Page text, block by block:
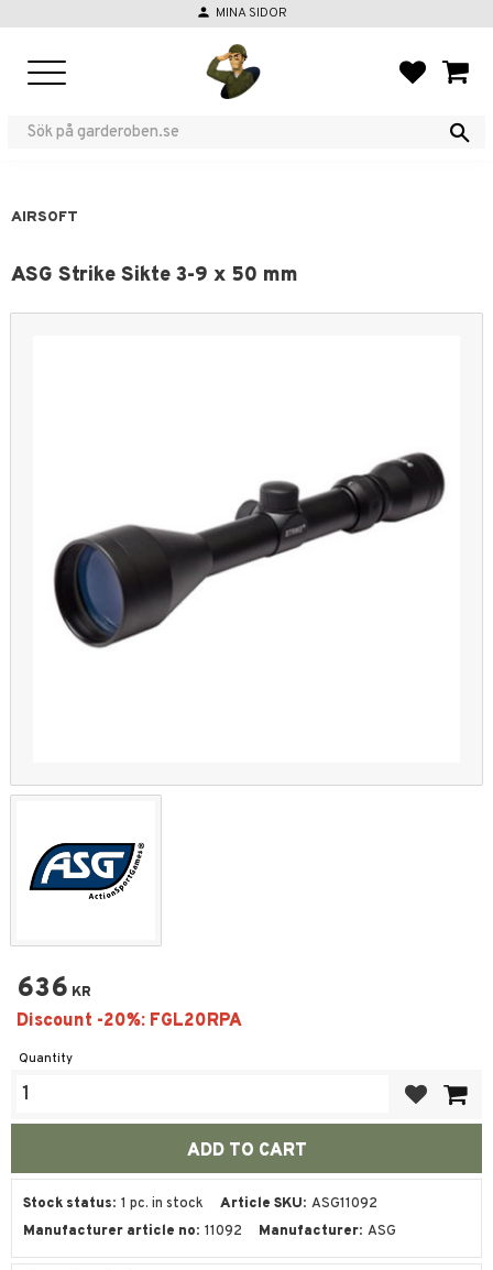
person MINA SIDOR
AIRSOFT
ASG Strike Sikte 3-9 x 50 mm
636 KR
Quantity
Stock status 1 pc. in stock Article SKU ASG11092
Manufacturer article no 11092 Manufacturer ASG